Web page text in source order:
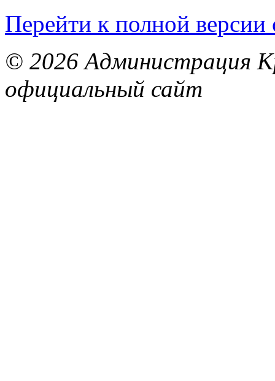
Перейти к полной версии
© 2026 Администрация
официальный сайт